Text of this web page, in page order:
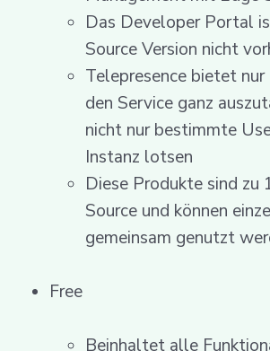
Das Developer Portal
Source Version nicht
Telepresence bietet
den Service ganz
nicht nur bestimmte
Instanz lotsen
Diese Produkte sind zu
Source und können
gemeinsam genutzt
Free
Beinhaltet alle